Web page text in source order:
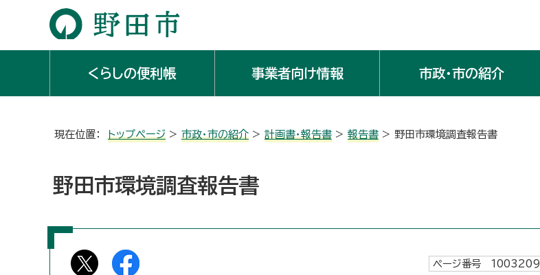
くらしの便利帳 事業者向け情報 市政・市の紹介
現在位置： トップページ > 市政・市の紹介 > 計画書・報告書 > 報告書 > 野田市環境調査報告書
野田市環境調査報告書
ページ番号 1003209